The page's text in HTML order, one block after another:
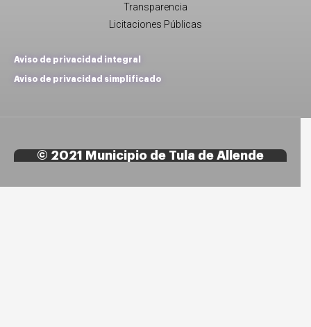
Transparencia
Licitaciones Públicas
Aviso de privacidad integral
Aviso de privacidad simplificado
© 2021 Municipio de Tula de Allende